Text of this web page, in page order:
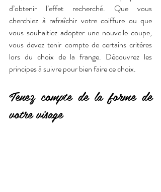
d’obtenir l’effet recherché. Que vous
cherchiez à rafraîchir votre coiffure ou que
vous souhaitiez adopter une nouvelle coupe,
vous devez tenir compte de certains critères
lors du choix de la frange. Découvrez les
principes à suivre pour bien faire ce choix.
Tenez compte de la forme de
votre visage